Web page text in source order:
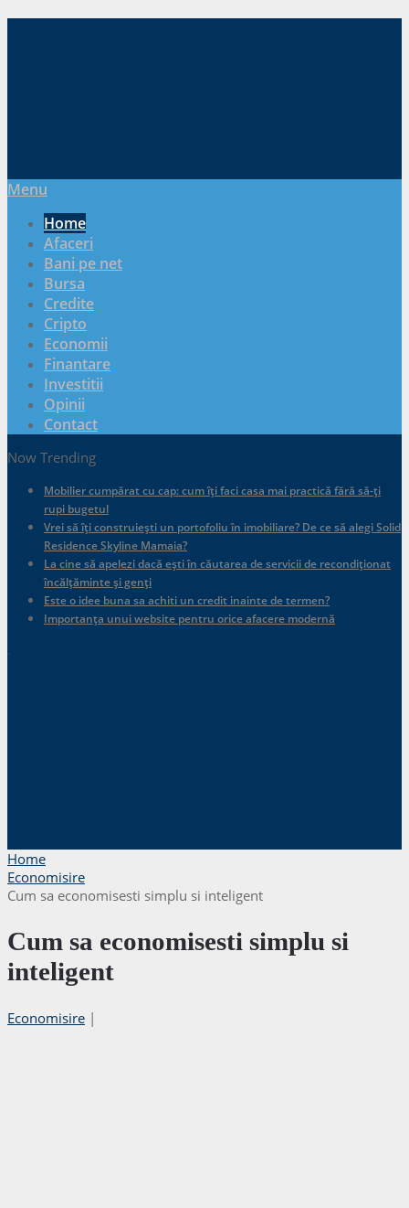
Menu
Home
Afaceri
Bani pe net
Bursa
Credite
Cripto
Economii
Finantare
Investitii
Opinii
Contact
Now Trending
Mobilier cumpărat cu cap: cum îți faci casa mai practică fără să-ți
rupi bugetul
Vrei să îți construiești un portofoliu în imobiliare? De ce să alegi Solid
Residence Skyline Mamaia?
La cine să apelezi dacă ești în căutarea de servicii de recondiționat
încălțăminte și genți
Este o idee buna sa achiti un credit inainte de termen?
Importanța unui website pentru orice afacere modernă
.
Home
Economisire
Cum sa economisesti simplu si inteligent
Cum sa economisesti simplu si
inteligent
Economisire |